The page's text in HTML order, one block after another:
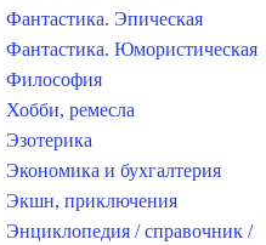
Фантастика. Эпическая
Фантастика. Юмористическая
Философия
Хобби, ремесла
Эзотерика
Экономика и бухгалтерия
Экшн, приключения
Энциклопедия / справочник /